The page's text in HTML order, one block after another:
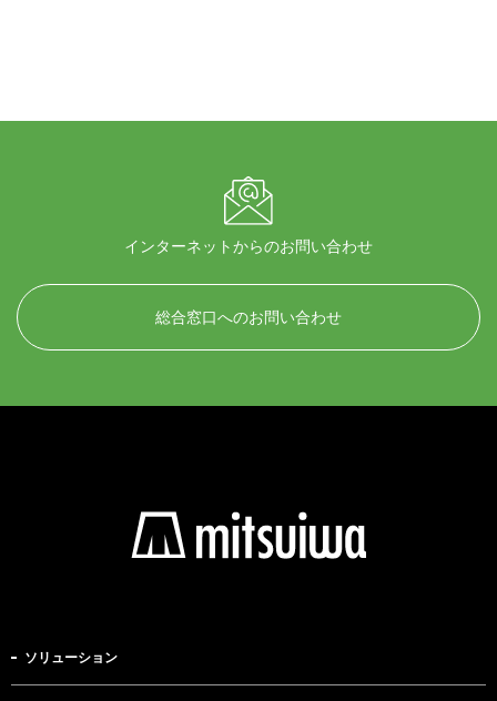
インターネットからのお問い合わせ
総合窓口へのお問い合わせ
ソリューション